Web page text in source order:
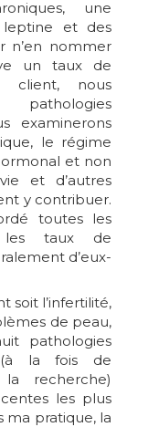
une
leptine et des
n’en nommer
un taux de
client, nous
examinerons
le régime
et non
et d’autres
y contribuer.
toutes les
les taux de
d’eux-
soit l’infertilité,
de peau,
pathologies
(à la fois de
recherche)
les plus
ma pratique, la